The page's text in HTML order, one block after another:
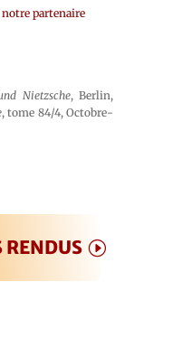
partenaire
Nietzsche, Berlin,
, tome 84/4, Octobre-
RENDUS